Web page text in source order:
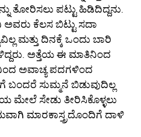
ಪಟ್ಟು ಹಿಡಿದಿದ್ದನು.
ಕೆಲಸ ಬಿಟ್ಟು ಸದಾ
ಮತ್ತು ದಿನಕ್ಕೆ ಒಂದು ಬಾರಿ
ಅತ್ತೆಯ ಈ ಮಾತಿನಿಂದ
ಅವಾಚ್ಯ ಪದಗಳಿಂದ
ಬಂದರೆ ಸುಮ್ಮನೆ ಬಿಡುವುದಿಲ್ಲ
ಮೇಲೆ ಸೇಡು ತೀರಿಸಿಕೊಳ್ಳಲು
ಮಾರಕಾಸ್ತ್ರದೊಂದಿಗೆ ದಾಳಿ